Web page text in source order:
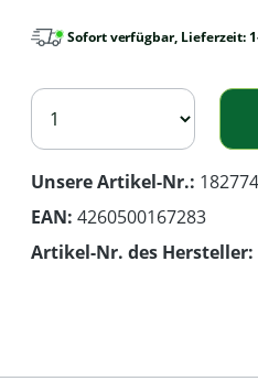
Sofort verfügbar, Lieferzeit:
Unsere Artikel-Nr.:
EAN: 4260500167283
Artikel-Nr. des Hersteller: